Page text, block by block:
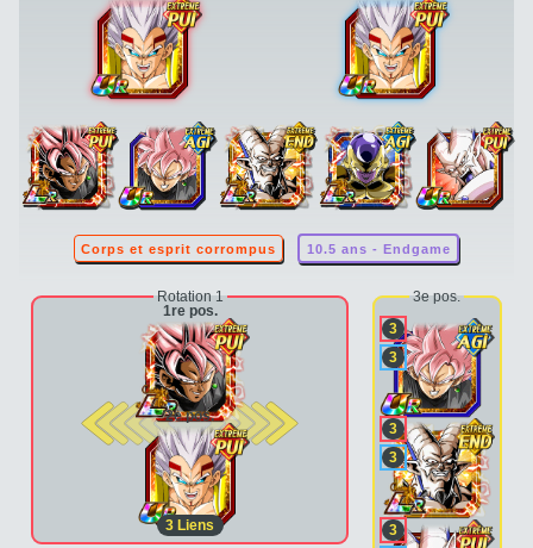
Corps et esprit corrompus 10.5 ans - Endgame
Rotation 1
1re pos.
2e pos.
3 Liens
3e pos.
3
3
3
3
3